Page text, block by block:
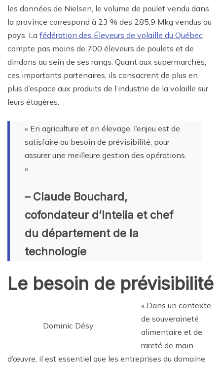
les données de Nielsen, le volume de poulet vendu dans
la province correspond à 23 % des 285,9 Mkg vendus au
pays. La fédération des Éleveurs de volaille du Québec
compte pas moins de 700 éleveurs de poulets et de
dindons au sein de ses rangs. Quant aux supermarchés,
ces importants partenaires, ils consacrent de plus en
plus d’espace aux produits de l’industrie de la volaille sur
leurs étagères.
« En agriculture et en élevage, l’enjeu est de
satisfaire au besoin de prévisibilité, pour
assurer une meilleure gestion des opérations.
»
– Claude Bouchard,
cofondateur d’Intelia et chef
du département de la
technologie
Le besoin de prévisibilité
Dominic Désy
« Dans un contexte
de souveraineté
alimentaire et de
rareté de main-
d’œuvre, il est essentiel que les entreprises du domaine